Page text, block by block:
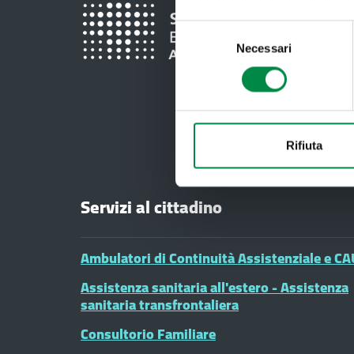
Selezione
del
Necessari
Rifiuta
Servizi al cittadino
Ambulatori di Continuità Assistenziale e
Assistenza sanitaria all'estero - Assistenza
sanitaria transfrontaliera
Consultorio Familiare